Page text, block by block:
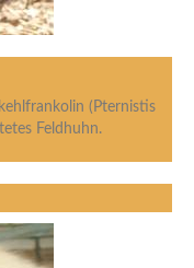
(Pternistis
Feldhuhn.